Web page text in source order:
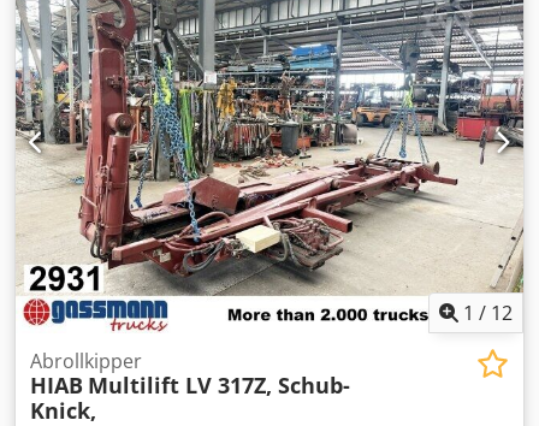
1 / 12
Abrollkipper
HIAB Multilift LV 317Z, Schub-
Knick,